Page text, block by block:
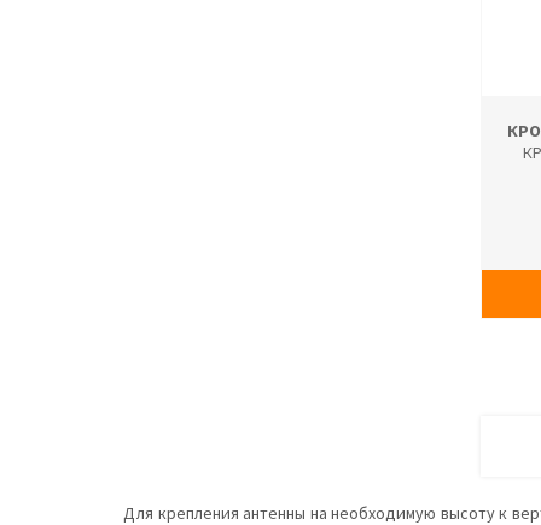
Для крепления антенны на необходимую высоту к